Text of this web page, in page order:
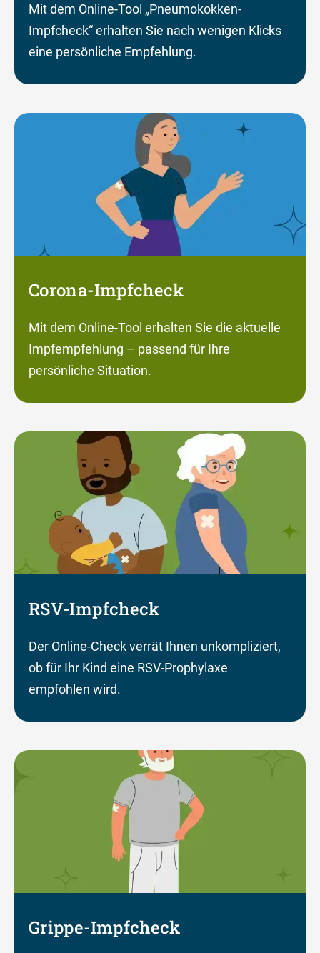
Mit dem Online-Tool „Pneumokokken-
Impfcheck“ erhalten Sie nach wenigen Klicks
eine persönliche Empfehlung.
Corona-Impfcheck
Mit dem Online-Tool erhalten Sie die aktuelle
Impfempfehlung – passend für Ihre
persönliche Situation.
RSV-Impfcheck
Der Online-Check verrät Ihnen unkompliziert,
ob für Ihr Kind eine RSV-Prophylaxe
empfohlen wird.
Grippe-Impfcheck